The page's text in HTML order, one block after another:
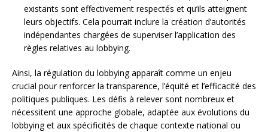
existants sont effectivement respectés et qu’ils atteignent
leurs objectifs. Cela pourrait inclure la création d’autorités
indépendantes chargées de superviser l’application des
règles relatives au lobbying.
Ainsi, la régulation du lobbying apparaît comme un enjeu
crucial pour renforcer la transparence, l’équité et l’efficacité des
politiques publiques. Les défis à relever sont nombreux et
nécessitent une approche globale, adaptée aux évolutions du
lobbying et aux spécificités de chaque contexte national ou